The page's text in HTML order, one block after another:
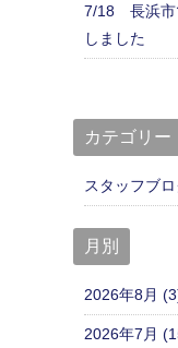
7/18 長浜市
しました
カテゴリー
スタッフブ
月別
2026年8月
2026年7月